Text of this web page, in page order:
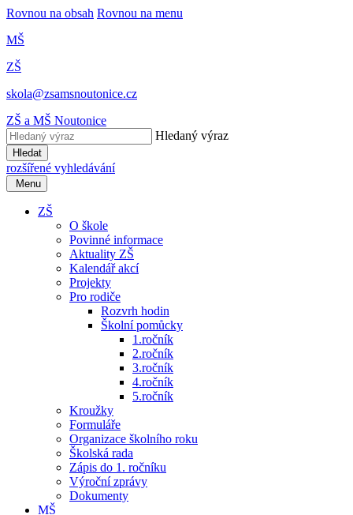
Rovnou na obsah Rovnou na menu
MŠ
ZŠ
skola@zsamsnoutonice.cz
ZŠ a MŠ Noutonice
Hledaný výraz
Hledat
rozšířené vyhledávání
Menu
ZŠ
O škole
Povinné informace
Aktuality ZŠ
Kalendář akcí
Projekty
Pro rodiče
Rozvrh hodin
Školní pomůcky
1.ročník
2.ročník
3.ročník
4.ročník
5.ročník
Kroužky
Formuláře
Organizace školního roku
Školská rada
Zápis do 1. ročníku
Výroční zprávy
Dokumenty
MŠ